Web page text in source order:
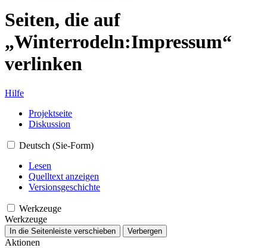
Seiten, die auf
„Winterrodeln:Impressum“
verlinken
Hilfe
Projektseite
Diskussion
Deutsch (Sie-Form)
Lesen
Quelltext anzeigen
Versionsgeschichte
Werkzeuge
Werkzeuge
In die Seitenleiste verschieben Verbergen
Aktionen